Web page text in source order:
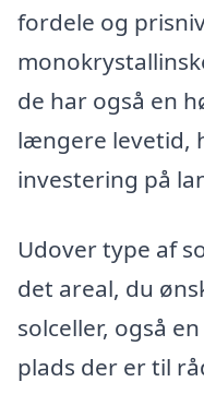
fordele og
de har også en
længere levetid,
investering på
Udover type af
det areal, du
solceller, også
plads der er til